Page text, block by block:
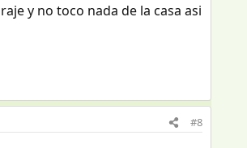
y no toco nada de la casa asi
#8